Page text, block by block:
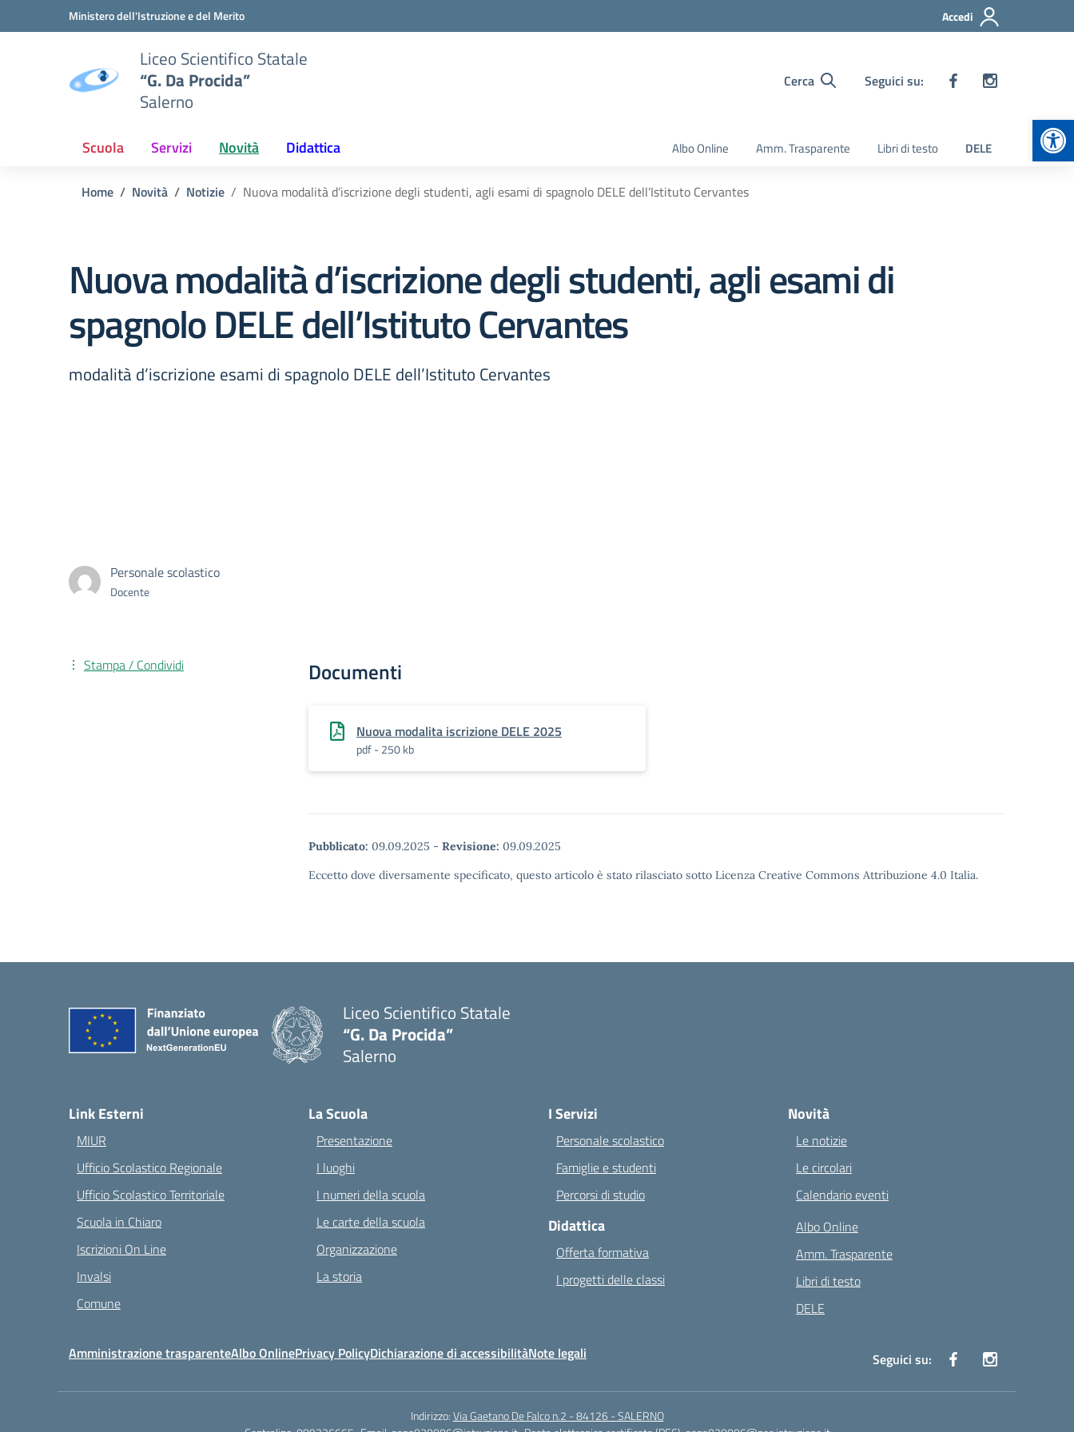
Vai ai contenuti
Vai al menu di navigazioneMinistero dell'Istruzione e del Merito Accedi
Liceo Scientifico Statale
“G. Da Procida”
Salerno
Cerca Seguici su:
Scuola Servizi Novità Didattica Albo Online Amm. Trasparente Libri di testo DELE
Home Novità Notizie Nuova modalità d’iscrizione degli studenti, agli esami di spagnolo DELE dell’Istituto Cervantes
Nuova modalità d’iscrizione degli studenti, agli esami di
spagnolo DELE dell’Istituto Cervantes
modalità d’iscrizione esami di spagnolo DELE dell’Istituto Cervantes
Personale scolastico
Docente
Documenti
Nuova modalita iscrizione DELE 2025
pdf - 250 kb
Pubblicato: 09.09.2025 - Revisione: 09.09.2025
Eccetto dove diversamente specificato, questo articolo è stato rilasciato sotto Licenza Creative Commons Attribuzione 4.0 Italia.
Stampa / Condividi
Liceo Scientifico Statale
“G. Da Procida”
Salerno
Link Esterni
MIUR
Ufficio Scolastico Regionale
Ufficio Scolastico Territoriale
Scuola in Chiaro
Iscrizioni On Line
Invalsi
Comune
La Scuola
Presentazione
I luoghi
I numeri della scuola
Le carte della scuola
Organizzazione
La storia
I Servizi
Personale scolastico
Famiglie e studenti
Percorsi di studio
Didattica
Offerta formativa
I progetti delle classi
Novità
Le notizie
Le circolari
Calendario eventi
Albo Online
Amm. Trasparente
Libri di testo
DELE
Amministrazione trasparenteAlbo OnlinePrivacy PolicyDichiarazione di accessibilitàNote legali Seguici su:
Indirizzo:Via Gaetano De Falco n.2 - 84126 - SALERNO